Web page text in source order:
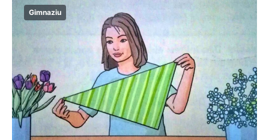
Gimnaziu